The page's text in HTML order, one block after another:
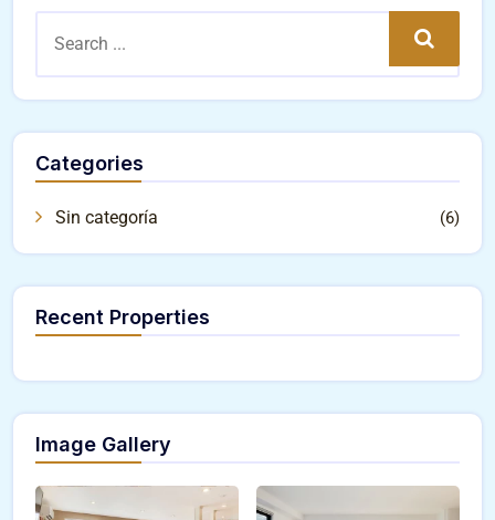
Search
Categories
Sin categoría (6)
Recent Properties
Image Gallery